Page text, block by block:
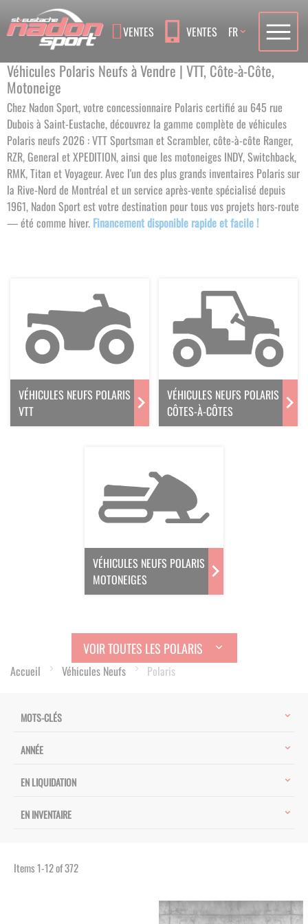
VENTES VENTES Language
FR
Véhicules Polaris Neufs à Vendre | VTT, Côte-à-Côte,
Motoneige
Chez Nadon Sport, votre concessionnaire Polaris certifié au 645 rue
Dubois à Saint-Eustache, découvrez la gamme complète de véhicules
Polaris neufs 2026 : VTT Sportsman et Scrambler, côte-à-côte Ranger,
RZR, General et XPEDITION, ainsi que les motoneiges INDY, Switchback,
RMK, Titan et Voyageur. Avec l'un des plus grands inventaires Polaris sur
la Rive-Nord de Montréal et un service après-vente spécialisé depuis
1961, Nadon Sport est votre destination pour tous vos projets hors-route
— été comme hiver. Financement disponible rapide et facile !
VÉHICULES NEUFS POLARIS
VTT
VÉHICULES NEUFS POLARIS
CÔTES-À-CÔTES
VÉHICULES NEUFS POLARIS
MOTONEIGES
VOIR TOUTES LES POLARIS
Accueil Véhicules Neufs Polaris
MOTS-CLÉS
ANNÉE
EN LIQUIDATION
EN INVENTAIRE
Items1-12of372